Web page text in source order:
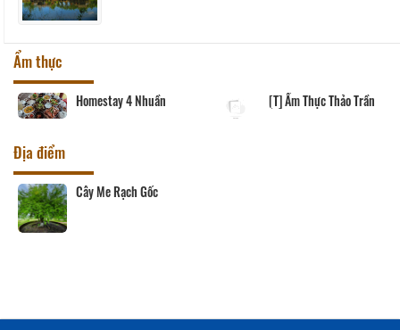
Ẩm thực
Homestay 4 Nhuần [T] Ẩm Thực Thảo Trần
Địa điểm
Cây Me Rạch Gốc